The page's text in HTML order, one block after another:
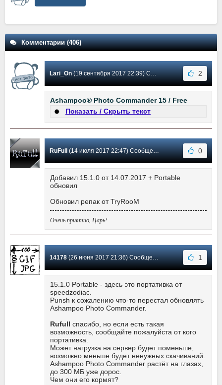
Комментарии (406)
Lari_On(19 сентября 2017 22:39) Сообщение #267 2
Ashampoo® Photo Commander 15 / Free
Показать / Скрыть текст
RuFull (14 июля 2017 22:47) Сообщение #266 0
Добавил 15.1.0 от 14.07.2017 + Portable
обновил
Обновил репак от TryRooM
Очень приятно, Царь!
14178(26 июня 2017 21:36) Сообщение #265 1
15.1.0 Portable - здесь это портативка от
speedzodiac.
Punsh к сожалению что-то перестал обновлять
Ashampoo Photo Commander.
Rufull спасибо, но если есть такая
возможность, сообщайте пожалуйста от кого
портативка.
Может нагрузка на сервер будет поменьше,
возможно меньше будет ненужных скачиваний.
Ashampoo Photo Commander растёт на глазах,
до 300 МБ уже дорос.
Чем они его кормят?